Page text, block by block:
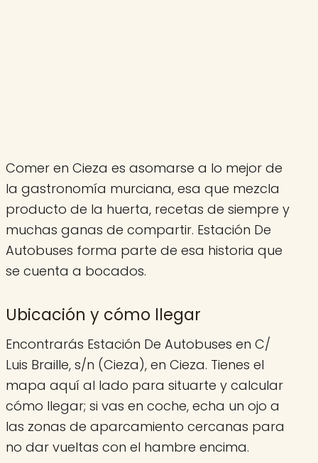
Comer en Cieza es asomarse a lo mejor de
la gastronomía murciana, esa que mezcla
producto de la huerta, recetas de siempre y
muchas ganas de compartir. Estación De
Autobuses forma parte de esa historia que
se cuenta a bocados.
Ubicación y cómo llegar
Encontrarás Estación De Autobuses en C/
Luis Braille, s/n (Cieza), en Cieza. Tienes el
mapa aquí al lado para situarte y calcular
cómo llegar; si vas en coche, echa un ojo a
las zonas de aparcamiento cercanas para
no dar vueltas con el hambre encima.